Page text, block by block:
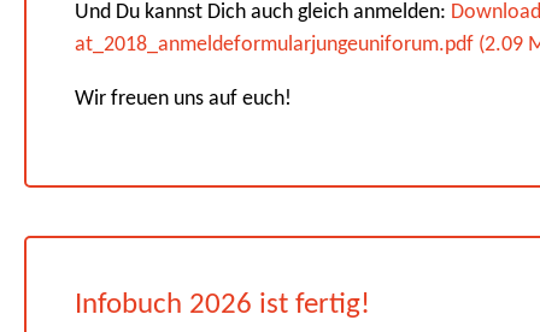
Und Du kannst Dich auch gleich anmelden:
at_2018_anmeldeformularjungeuniforum.pdf (2.09
Wir freuen uns auf euch!
Infobuch 2026 ist fertig!